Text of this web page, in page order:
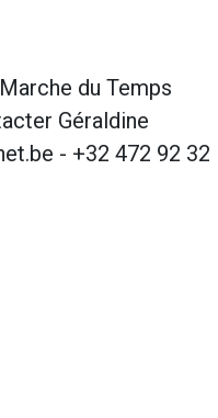
du Temps
Géraldine
- +32 472 92 32